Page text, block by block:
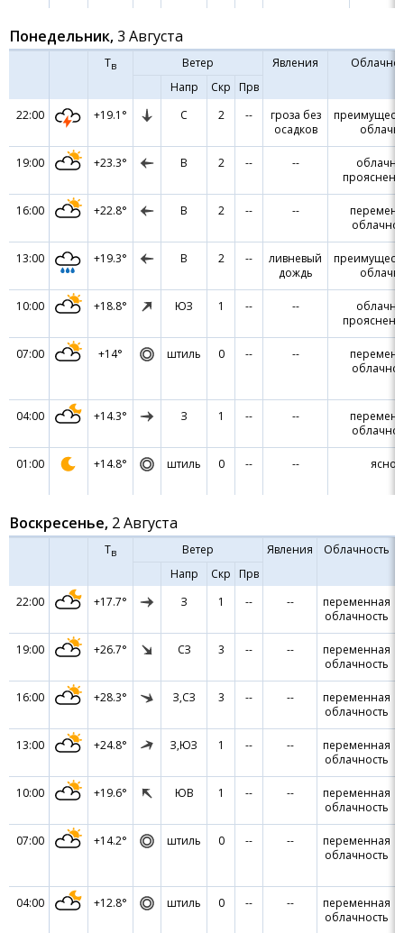
Понедельник, 3 Августа
Тв Ветер Явления
Напр
Скр Прв
22:00
+19.1° С 2 --
гроза без
осадков
19:00 +23.3° В 2 -- --
16:00 +22.8° В 2 -- --
13:00 +19.3° В 2 --
ливневый
дождь
10:00 +18.8° ЮЗ 1 -- --
07:00 +14° штиль 0 -- --
04:00 +14.3° З 1 -- --
01:00 +14.8° штиль 0 -- -- ясно
Воскресенье, 2 Августа
Тв Ветер Явления
Облачность
Напр
Скр Прв
22:00
+17.7° З 1 -- --
переменная
облачность
19:00 +26.7° СЗ 3 -- --
переменная
облачность
16:00 +28.3° З,СЗ 3 -- --
переменная
облачность
13:00 +24.8° З,ЮЗ 1 -- --
переменная
облачность
10:00 +19.6° ЮВ 1 -- --
переменная
облачность
07:00 +14.2° штиль 0 -- --
переменная
облачность
04:00 +12.8° штиль 0 -- --
переменная
облачность